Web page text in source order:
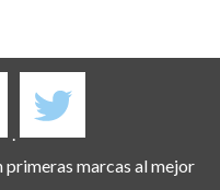
.
primeras marcas al mejor